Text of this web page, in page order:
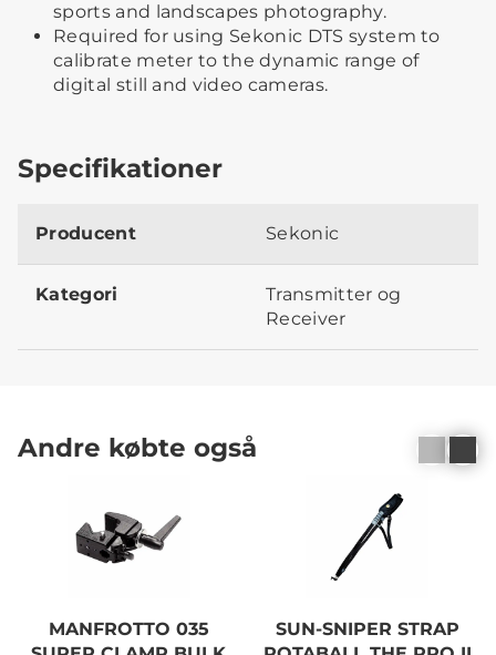
sports and landscapes photography.
Required for using Sekonic DTS system to
calibrate meter to the dynamic range of
digital still and video cameras.
Specifikationer
Producent Sekonic
Kategori
Transmitter og
Receiver
Andre købte også
MANFROTTO 035
SUN-SNIPER STRAP